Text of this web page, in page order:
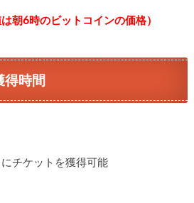
朝6時のビットコインの価格）
得時間
チケットを獲得可能